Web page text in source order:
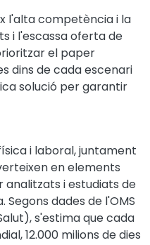
l'alta competència i la
i l'escassa oferta de
el paper
dins de cada escenari
solució per garantir
i laboral, juntament
en elements
analitzats i estudiats de
dades de l'OMS
s'estima que cada
12.000 milions de dies